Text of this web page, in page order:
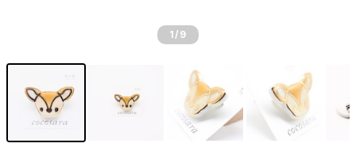
1 /9